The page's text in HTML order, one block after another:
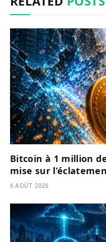
Bitcoin à 1 million
mise sur
6 AOÛT 2026